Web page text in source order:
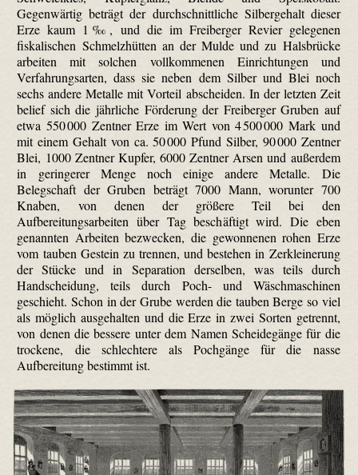
Gegenwärtig beträgt der durchschnittliche Silbergehalt dieser
Erze kaum 1‰, und die im Freiberger Revier gelegenen
fiskalischen Schmelzhütten an der Mulde und zu Halsbrücke
arbeiten mit solchen vollkommenen Einrichtungen und
Verfahrungsarten, dass sie neben dem Silber und Blei noch
sechs andere Metalle mit Vorteil abscheiden. In der letzten Zeit
belief sich die jährliche Förderung der Freiberger Gruben auf
etwa 550 000 Zentner Erze im Wert von 4 500 000 Mark und
mit einem Gehalt von ca. 50 000 Pfund Silber, 90 000 Zentner
Blei, 1000 Zentner Kupfer, 6000 Zentner Arsen und außerdem
in geringerer Menge noch einige andere Metalle. Die
Belegschaft der Gruben beträgt 7000 Mann, worunter 700
Knaben, von denen der größere Teil bei den
Aufbereitungsarbeiten über Tag beschäftigt wird. Die eben
genannten Arbeiten bezwecken, die gewonnenen rohen Erze
vom tauben Gestein zu trennen, und bestehen in Zerkleinerung
der Stücke und in Separation derselben, was teils durch
Handscheidung, teils durch Poch- und Wäschmaschinen
geschieht. Schon in der Grube werden die tauben Berge so viel
als möglich ausgehalten und die Erze in zwei Sorten getrennt,
von denen die bessere unter dem Namen Scheidegänge für die
trockene, die schlechtere als Pochgänge für die nasse
Aufbereitung bestimmt ist.